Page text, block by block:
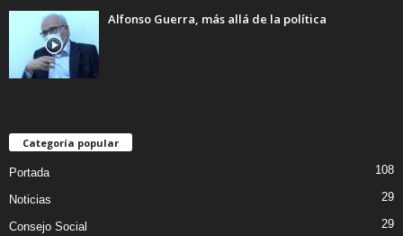
Alfonso Guerra, más allá de la política
Categoría popular
Portada 108
Noticias 29
Consejo Social 29